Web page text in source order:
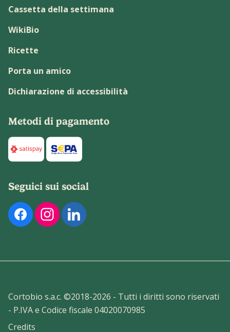
Cassetta della settimana
WikiBio
Ricette
Porta un amico
Dichiarazione di accessibilità
Metodi di pagamento
Di seguito sono elencati i metodi di pagamento
Seguici sui social
Di seguito sono elencati i nostri profili social ufficiali.
Cortobio s.a.c. ©2018-2026 - Tutti i diritti sono riservati
- P.IVA e Codice fiscale 04020070985
Credits